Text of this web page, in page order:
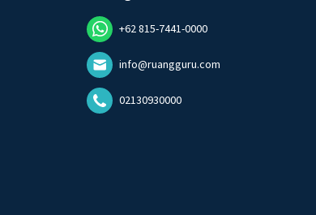
+62 815-7441-0000
info@ruangguru.com
02130930000